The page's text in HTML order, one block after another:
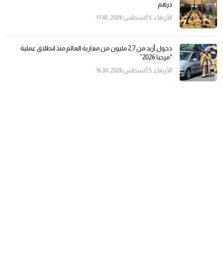
درهم
الأربعاء, 5 أغسطس 2026, 17:45
دخول أزيد من 2,7 مليون من مغاربة العالم منذ انطلاق عملية
“مرحبا 2026”
الأربعاء, 5 أغسطس 2026, 16:30